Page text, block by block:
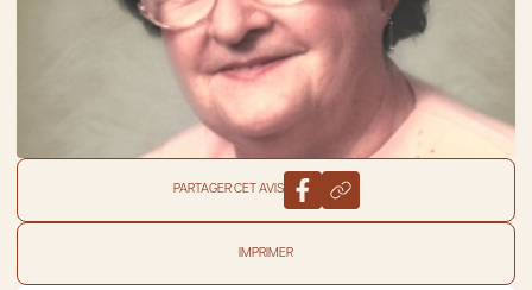
PARTAGER CET AVIS
IMPRIMER